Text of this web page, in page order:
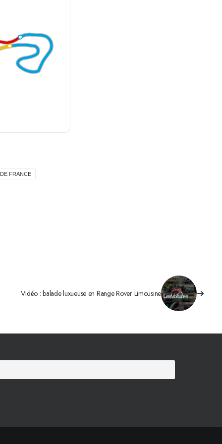
FRANCE
Vidéo : balade luxueuse en Range Rover Limousine